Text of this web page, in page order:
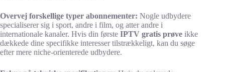
Overvej forskellige typer abonnementer: Nogle udbydere
specialiserer sig i sport, andre i film, og atter andre i
internationale kanaler. Hvis din første IPTV gratis prøve ikke
dækkede dine specifikke interesser tilstrækkeligt, kan du søge
efter mere niche-orienterede udbydere.